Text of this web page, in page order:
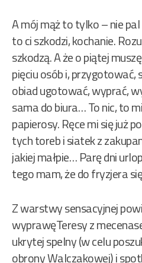
A mój mąż to tylko – nie
to ci szkodzi, kochanie.
szkodzą. A że o piątej
pięciu osób i, przygotować,
obiad ugotować, wyprać,
sama do biura… To nic, to
papierosy. Ręce mi się już
tych toreb i siatek z
jakiej małpie… Parę dni
tego mam, że do fryzjera
Z warstwy sensacyjnej
wyprawęTeresy z
ukrytej spelny (w celu
obrony Walczakowej) i